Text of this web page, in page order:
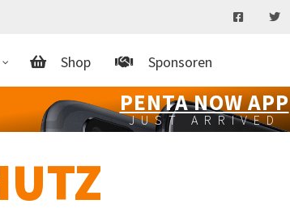
Shop Sponsoren
PENTA NOW APP
JUST ARRIVED